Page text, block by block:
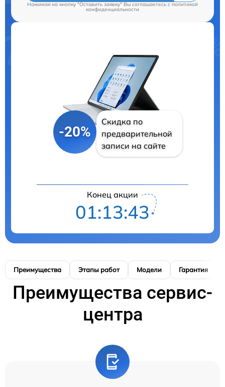
Нажимая на кнопку "Оставить заявку" Вы соглашаетесь cполитикой
конфиденциальности
-20%
Скидка по
предварительной
записи на сайте
Конец акции
01:13:42
Преимущества Этапы работ Модели Гарантия
Преимущества сервис-
центра